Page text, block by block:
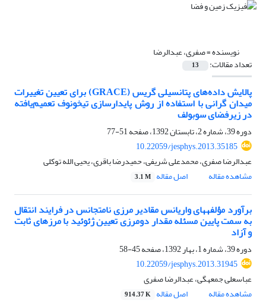
نویسنده =صفری، عبدالرضا
تعداد مقالات: 13
پالایش داده‌های پتانسیلی گریس (GRACE) برای تعیین تغییرات
میدان گرانی با استفاده از روش پایدارسازی تیخونوف تعمیم‌یافته
در زیرفضای سوبولف
دوره 39، شماره 2، تابستان 1392، صفحه
51-77
10.22059/jesphys.2013.35185
عبدالرضا صفری، محمدعلی شریفی، حمیدرضا باقری، یحیی الله توکلی
مشاهده مقاله
اصل مقاله 3.1 M
برآورد مؤلفه‎های واریانس مقادیر مرزی نامتجانس در فرایند انتقال
به سمت پایین مسئله مقدار دومرزی تعیین ژئوئید با مرزهای ثابت
و آزاد
دوره 39، شماره 1، بهار 1392، صفحه
45-58
10.22059/jesphys.2013.31945
عباسعلی جمعه‎گی، عبدالرضا صفری
مشاهده مقاله
اصل مقاله 914.37 K